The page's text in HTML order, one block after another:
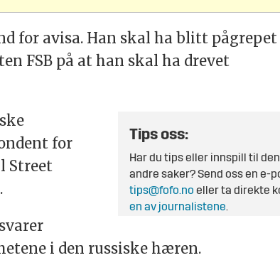
for avisa. Han skal ha blitt
FSB på at han skal ha drevet
Tips oss:
Har du tips eller innspill til
andre saker? Send oss en e-
tips@fofo.no eller ta direkte
en av journalistene.
for
Street
i den russiske hæren.